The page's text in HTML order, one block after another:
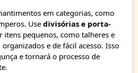
em categorias, como
Use divisórias e porta-
itens pequenos, como talheres e
e de fácil acesso. Isso
e tornará o processo de